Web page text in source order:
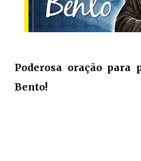
Poderosa oração para
Bento!